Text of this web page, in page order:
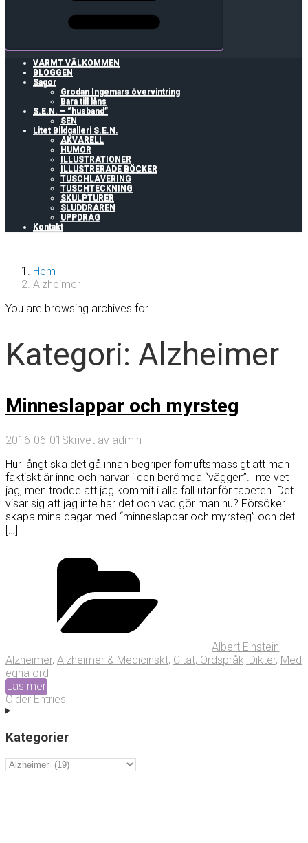
VARMT VÄLKOMMEN
BLOGGEN
Sagor
Grodan Ingemars övervintring
Bara till låns
S.E.N. – “husband”
SEN
Litet Bildgalleri S.E.N.
AKVARELL
HUMOR
ILLUSTRATIONER
ILLUSTRERADE BÖCKER
TUSCHLAVERING
TUSCHTECKNING
SKULPTURER
SLUDDRAREN
UPPDRAG
Kontakt
Hem
Alzheimer
You are browsing archives for
Kategori: Alzheimer
Minneslappar och myrsteg
2016-06-01 Skrivet av admin
Hur långt ska det gå innan begriper förnuftsmässigt att man
faktiskt är inne och harvar i den berömda “väggen”. Inte vet
jag, men trodde att jag kommit i alla fall utanför tapeten. Det
visar sig att jag inte har det och vad gör man nu? Försöker
skapa mina dagar med “minneslappar och myrsteg” och det
[…]
Albert Einstein,
Alzheimer, Alzheimer & Medicinskt, Citat, Ordspråk, Dikter, Med
egna ord
Läs mer
Older Entries
Kategorier
Kategorier